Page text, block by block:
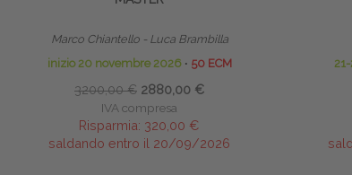
Marco Chiantello - Luca Brambilla
inizio 20 novembre 2026 ∙ 50 ECM
3200,00 € 2880,00 €
IVA compresa
Risparmia: 320,00 €
saldando entro il 20/09/2026